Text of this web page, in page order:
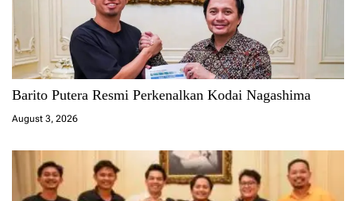
Barito Putera Resmi Perkenalkan Kodai Nagashima
August 3, 2026